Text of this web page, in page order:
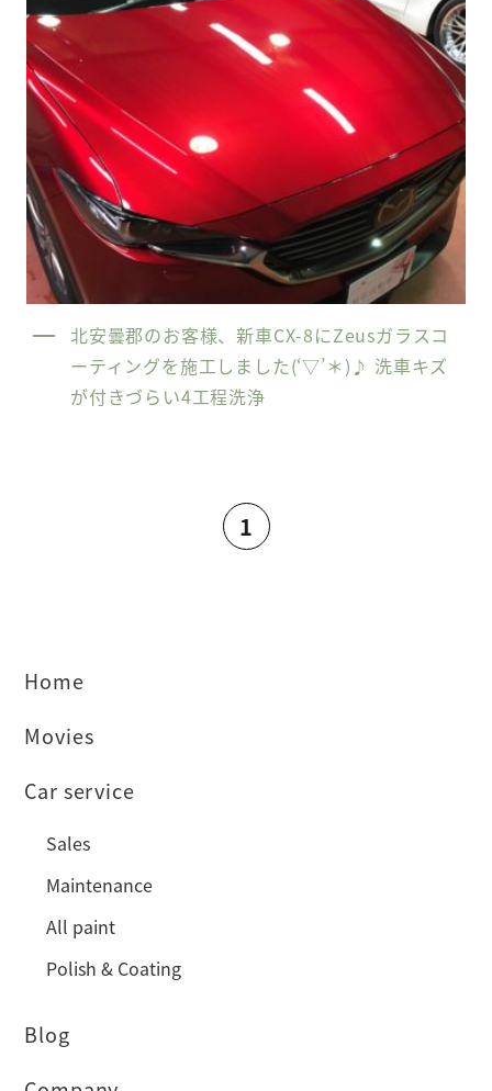
北安曇郡のお客様、新車CX-8にZeusガラスコ
ーティングを施工しました(‘▽’＊)♪ 洗車キズ
が付きづらい4工程洗浄
1
Home
Movies
Car service
Sales
Maintenance
All paint
Polish & Coating
Blog